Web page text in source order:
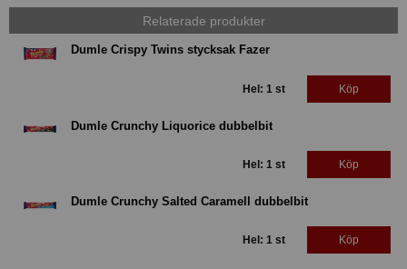
Relaterade produkter
Dumle Crispy Twins stycksak Fazer
Hel: 1 st Köp
Dumle Crunchy Liquorice dubbelbit
Hel: 1 st Köp
Dumle Crunchy Salted Caramell dubbelbit
Hel: 1 st Köp